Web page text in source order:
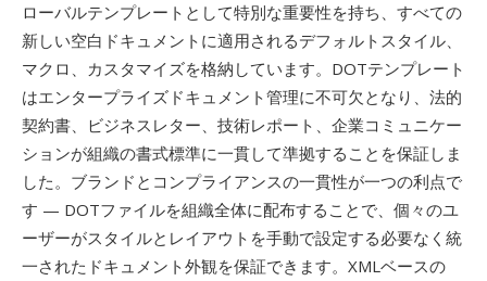
ローバルテンプレートとして特別な重要性を持ち、すべての
新しい空白ドキュメントに適用されるデフォルトスタイル、
マクロ、カスタマイズを格納しています。DOTテンプレート
はエンタープライズドキュメント管理に不可欠となり、法的
契約書、ビジネスレター、技術レポート、企業コミュニケー
ションが組織の書式標準に一貫して準拠することを保証しま
した。ブランドとコンプライアンスの一貫性が一つの利点で
す — DOTファイルを組織全体に配布することで、個々のユ
ーザーがスタイルとレイアウトを手動で設定する必要なく統
一されたドキュメント外観を保証できます。XMLベースの